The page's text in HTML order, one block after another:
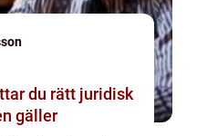
gäller